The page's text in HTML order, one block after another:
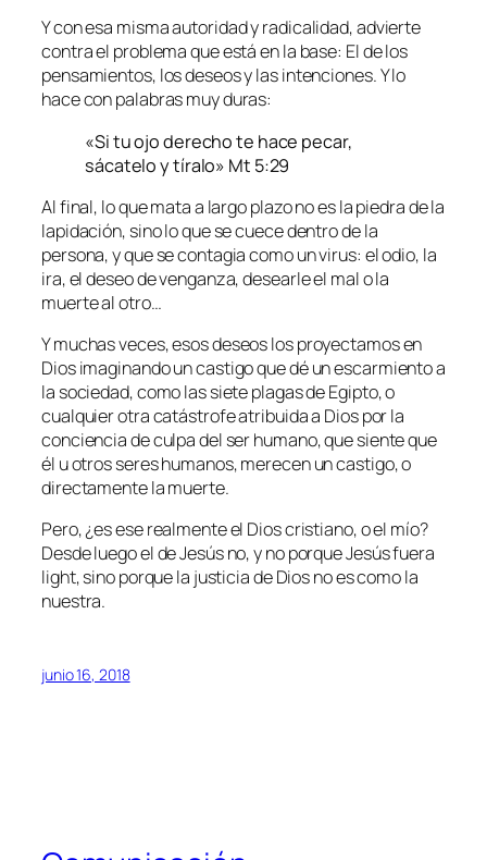
Y con esa misma autoridad y radicalidad, advierte
contra el problema que está en la base: El de los
pensamientos, los deseos y las intenciones. Y lo
hace con palabras muy duras:
«Si tu ojo derecho te hace pecar,
sácatelo y tíralo» Mt 5:29
Al final, lo que mata a largo plazo no es la piedra de la
lapidación, sino lo que se cuece dentro de la
persona, y que se contagia como un virus: el odio, la
ira, el deseo de venganza, desearle el mal o la
muerte al otro…
Y muchas veces, esos deseos los proyectamos en
Dios imaginando un castigo que dé un escarmiento a
la sociedad, como las siete plagas de Egipto, o
cualquier otra catástrofe atribuida a Dios por la
conciencia de culpa del ser humano, que siente que
él u otros seres humanos, merecen un castigo, o
directamente la muerte.
Pero, ¿es ese realmente el Dios cristiano, o el mío?
Desde luego el de Jesús no, y no porque Jesús fuera
light, sino porque la justicia de Dios no es como la
nuestra.
junio 16, 2018